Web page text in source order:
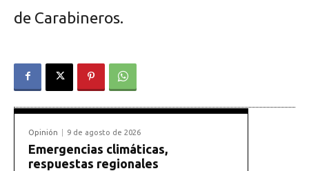
de Carabineros.
Opinión 9 de agosto de 2026
Emergencias climáticas,
respuestas regionales